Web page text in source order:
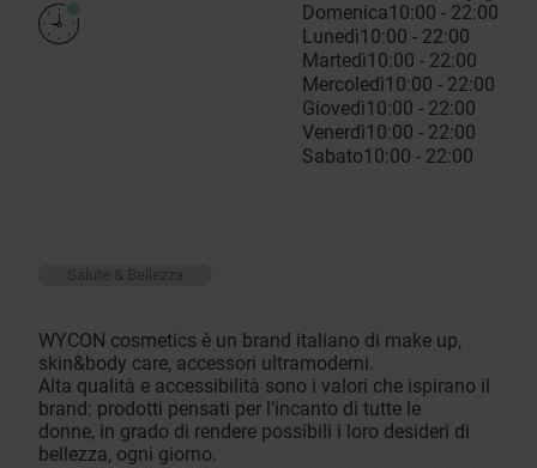
Domenica10:00 - 22:00
Lunedì10:00 - 22:00
Martedì10:00 - 22:00
Mercoledì10:00 - 22:00
Giovedì10:00 - 22:00
Venerdì10:00 - 22:00
Sabato10:00 - 22:00
Salute & Bellezza
WYCON cosmetics è un brand italiano di make up,
skin&body care, accessori ultramoderni.
Alta qualità e accessibilità sono i valori che ispirano il
brand: prodotti pensati per l’incanto di tutte le
donne, in grado di rendere possibili i loro desideri di
bellezza, ogni giorno.